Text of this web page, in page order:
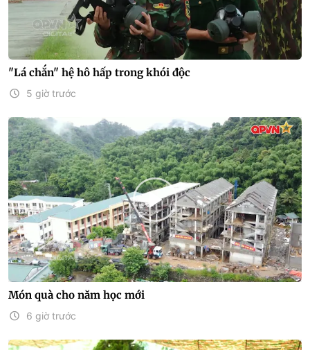
"Lá chắn" hệ hô hấp trong khói độc
5 giờ trước
Món quà cho năm học mới
6 giờ trước